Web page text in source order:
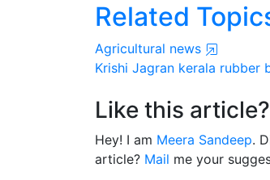
Related
Agricultural news
Krishi Jagran kerala rubber
Like this article?
Hey! I am Meera Sandeep.
article? Mail me your